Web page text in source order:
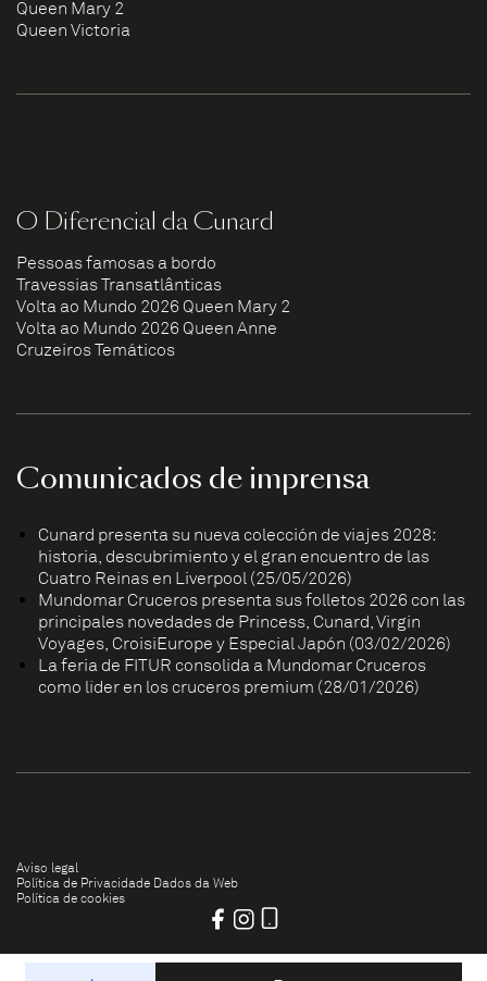
Queen Mary 2
Queen Victoria
O Diferencial da Cunard
Pessoas famosas a bordo
Travessias Transatlânticas
Volta ao Mundo 2026 Queen Mary 2
Volta ao Mundo 2026 Queen Anne
Cruzeiros Temáticos
Comunicados de imprensa
Cunard presenta su nueva colección de viajes 2028:
historia, descubrimiento y el gran encuentro de las
Cuatro Reinas en Liverpool (25/05/2026)
Mundomar Cruceros presenta sus folletos 2026 con las
principales novedades de Princess, Cunard, Virgin
Voyages, CroisiEurope y Especial Japón (03/02/2026)
La feria de FITUR consolida a Mundomar Cruceros
como líder en los cruceros premium (28/01/2026)
Aviso legal
Política de Privacidade Dados da Web
Política de cookies